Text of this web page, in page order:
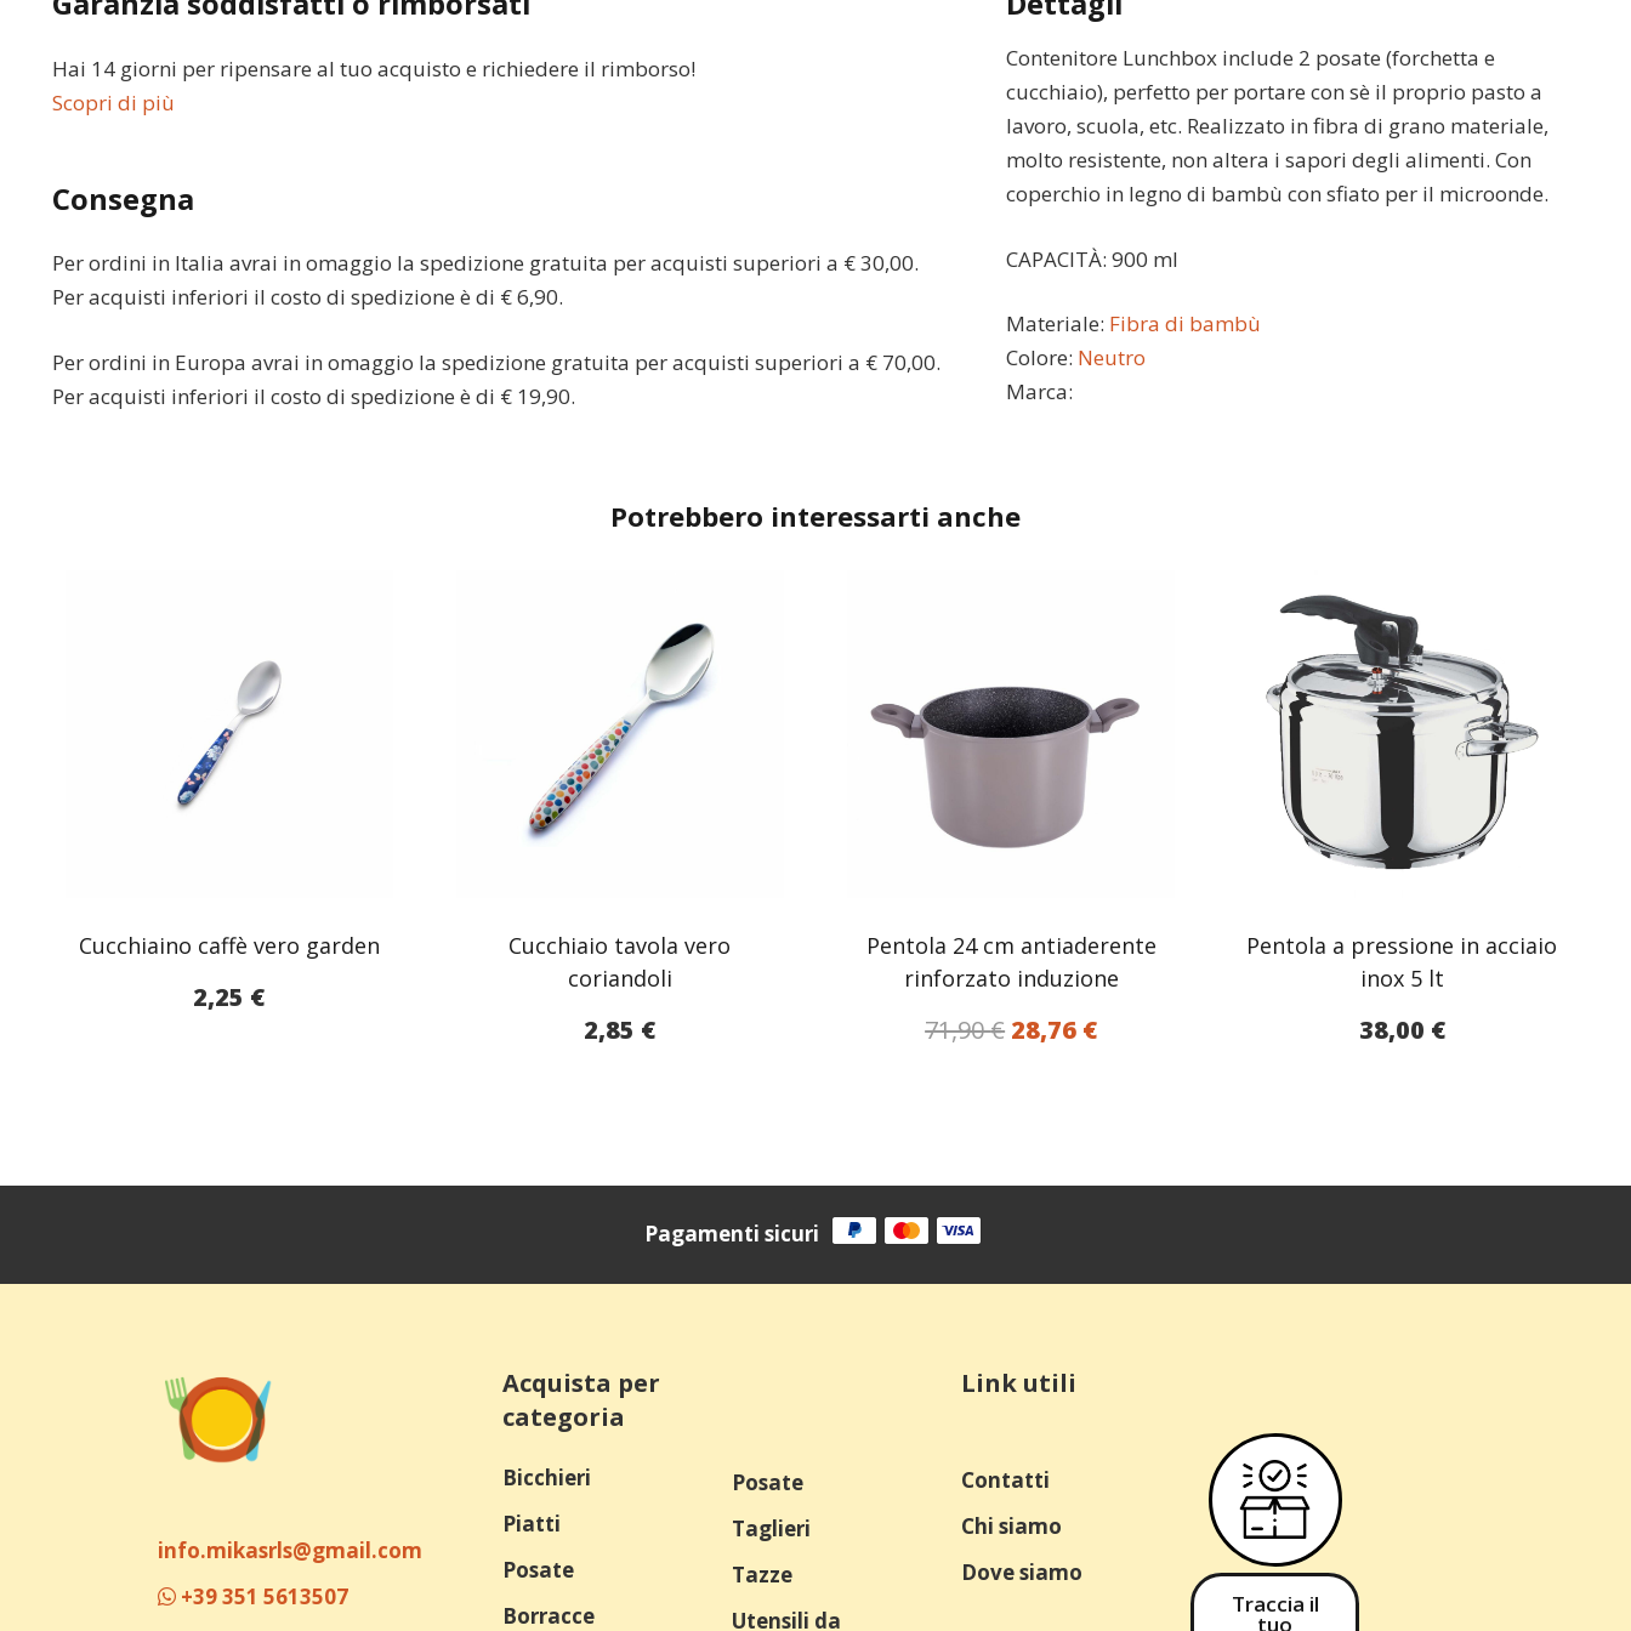
Hai 14 giorni per ripensare al tuo acquisto e richiedere il rimborso!
Scopri di più
Consegna
Per ordini in Italia avrai in omaggio la spedizione gratuita per acquisti superiori a € 30,00.
Per acquisti inferiori il costo di spedizione è di € 6,90.
Per ordini in Europa avrai in omaggio la spedizione gratuita per acquisti superiori a € 70,00.
Per acquisti inferiori il costo di spedizione è di € 19,90.
Contenitore Lunchbox include 2 posate (forchetta e
cucchiaio), perfetto per portare con sè il proprio pasto a
lavoro, scuola, etc. Realizzato in fibra di grano materiale,
molto resistente, non altera i sapori degli alimenti. Con
coperchio in legno di bambù con sfiato per il microonde.
CAPACITÀ: 900 ml
Materiale: Fibra di bambù
Colore: Neutro
Marca:
Potrebbero interessarti anche
Cucchiaino caffè vero garden
2,25 €
Cucchiaio tavola vero
coriandoli
2,85 €
Pentola 24 cm antiaderente
rinforzato induzione
71,90€ Il
28,76 €Il
Pentola a pressione in acciaio
inox 5 lt
38,00 €
Pagamenti sicuri
info.mikasrls@gmail.com
+39 351 5613507
Acquista per
categoria
Bicchieri
Piatti
Posate
Borracce
Posate
Taglieri
Tazze
Utensili da
Link utili
Contatti
Chi siamo
Dove siamo
Traccia il
tuo